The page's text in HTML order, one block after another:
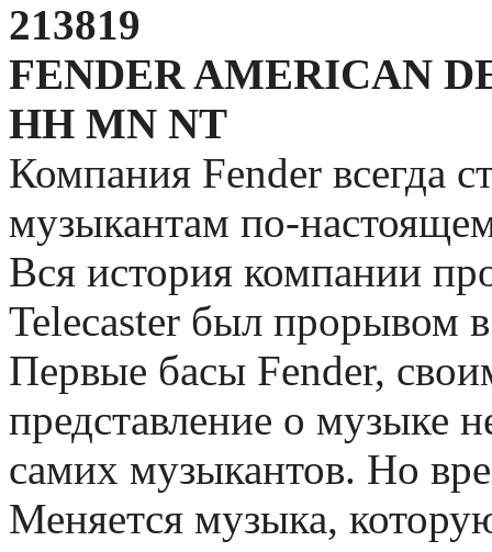
213819
FENDER AMERICAN
HH MN NT
Компания Fender всегда
музыкантам по-
Вся история компании
Telecaster был прорывом
Первые басы Fender,
представление о музыке
самих музыкантов. Но
Меняется музыка,